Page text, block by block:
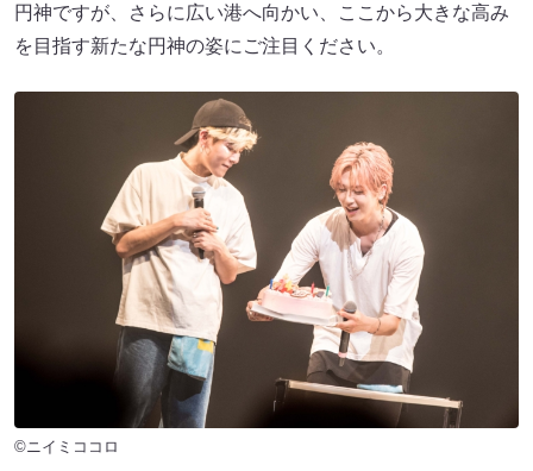
円神ですが、さらに広い港へ向かい、ここから大きな高み
を目指す新たな円神の姿にご注目ください。
©ニイミココロ